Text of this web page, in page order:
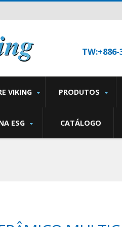
TW:+886-
VIKING PRODUTOS
ESG CATÁLOGO